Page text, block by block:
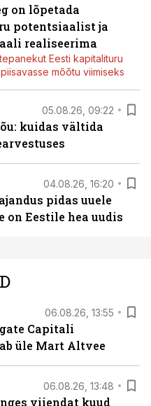
on lõpetada
potentsiaalist ja
realiseerima
Eesti kapitalituru
mõõtu viimiseks
05.08.26, 09:22
kuidas vältida
04.08.26, 16:20
pidas uuele
on Eestile hea uudis
06.08.26, 13:55
Capitali
üle Mart Altvee
06.08.26, 13:48
viiendat kuud